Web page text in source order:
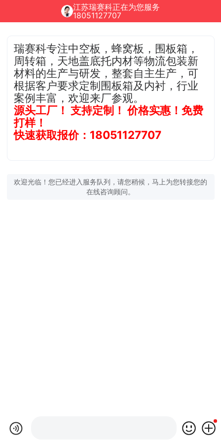
江苏瑞赛科正在为您服务
18051127707
瑞赛科专注中空板，蜂窝板，围板箱，
周转箱，天地盖底托内材等物流包装新
材料的生产与研发，整套自主生产，可
根据客户要求定制围板箱及内衬，行业
案例丰富，欢迎来厂参观。
源头工厂！ 支持定制！ 价格实惠！免费
打样！
快速获取报价：18051127707
欢迎光临！您已经进入服务队列，请您稍候，马上为您转接您的
在线咨询顾问。